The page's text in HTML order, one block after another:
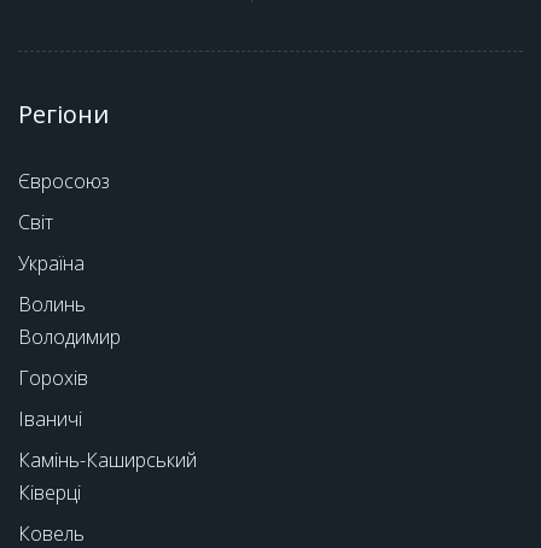
Регіони
Євросоюз
Світ
Україна
Волинь
Володимир
Горохів
Іваничі
Камінь-Каширський
Ківерці
Ковель